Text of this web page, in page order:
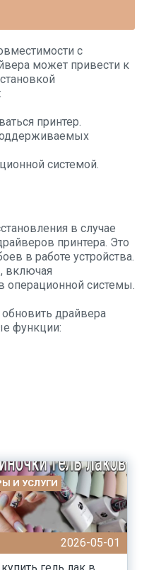
с
может привести к
принтер.
системой.
в случае
принтера. Это
в работе устройства.
включая
операционной системы.
драйвера
функции:
И УСЛУГИ
2026-05-01